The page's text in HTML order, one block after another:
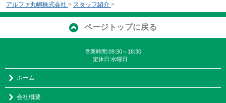
アルファ丸嶋株式会社 > スタッフ紹介 >
ページトップに戻る
営業時間:09:30～18:30
定休日:水曜日
ホーム
会社概要